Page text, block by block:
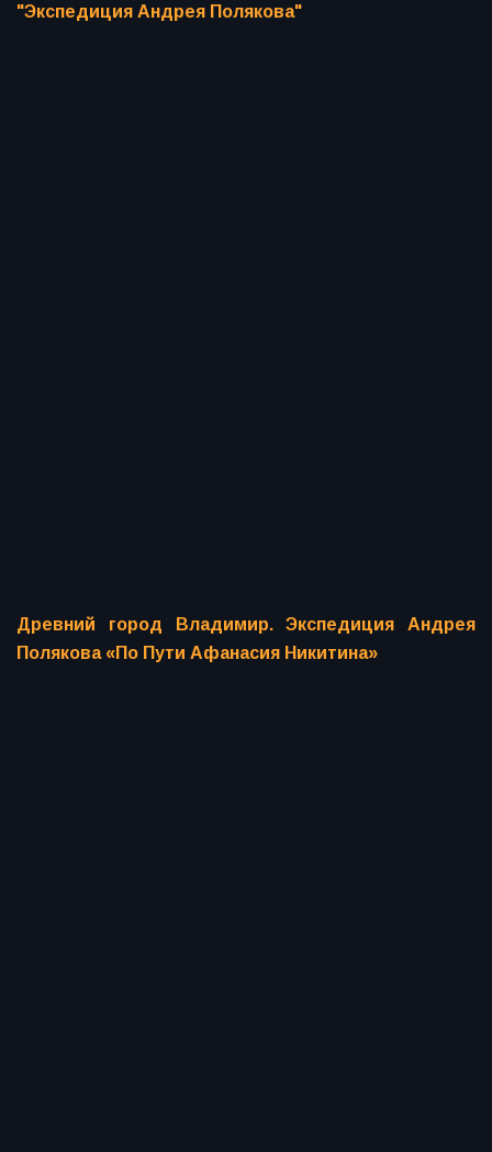
"Экспедиция Андрея Полякова"
Древний город Владимир. Экспедиция Андрея
Полякова «По Пути Афанасия Никитина»